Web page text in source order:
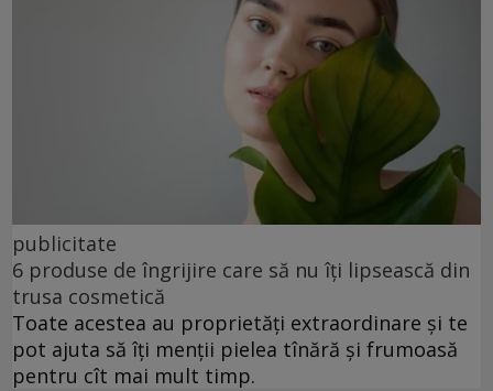
publicitate
6 produse de îngrijire care să nu îți lipsească din
trusa cosmetică
Toate acestea au proprietăți extraordinare și te
pot ajuta să îți menții pielea tînără și frumoasă
pentru cît mai mult timp.